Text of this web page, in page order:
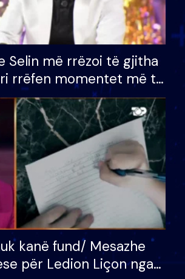
Selin më rrëzoi të gjitha
rrëfen momentet më të
e BB VIP: Do më
e mëngjesit kur…
kanë fund/ Mesazhe
për Ledion Liçon nga